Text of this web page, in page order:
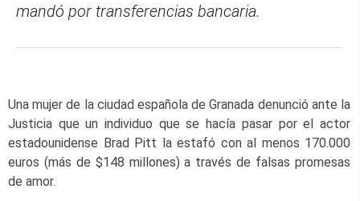
mandó por transferencias bancaria.
Una mujer de la ciudad española de Granada denunció ante la
Justicia que un individuo que se hacía pasar por el actor
estadounidense Brad Pitt la estafó con al menos 170.000
euros (más de $148 millones) a través de falsas promesas
de amor.